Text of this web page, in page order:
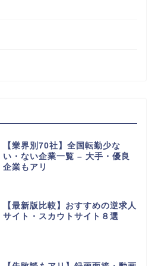
【業界別70社】全国転勤少な
い・ない企業一覧 – 大手・優良
企業もアリ
【最新版比較】おすすめの逆求人
サイト・スカウトサイト８選